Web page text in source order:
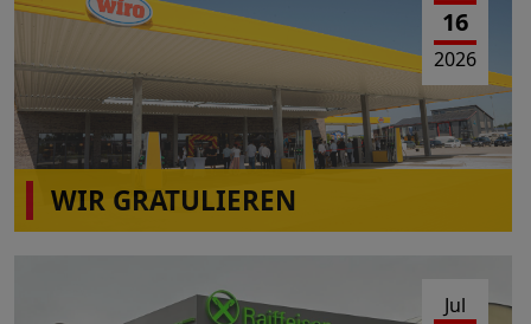
16
2026
WIR GRATULIEREN
wiro Autohof A31 Rhede(Ems)
Jul